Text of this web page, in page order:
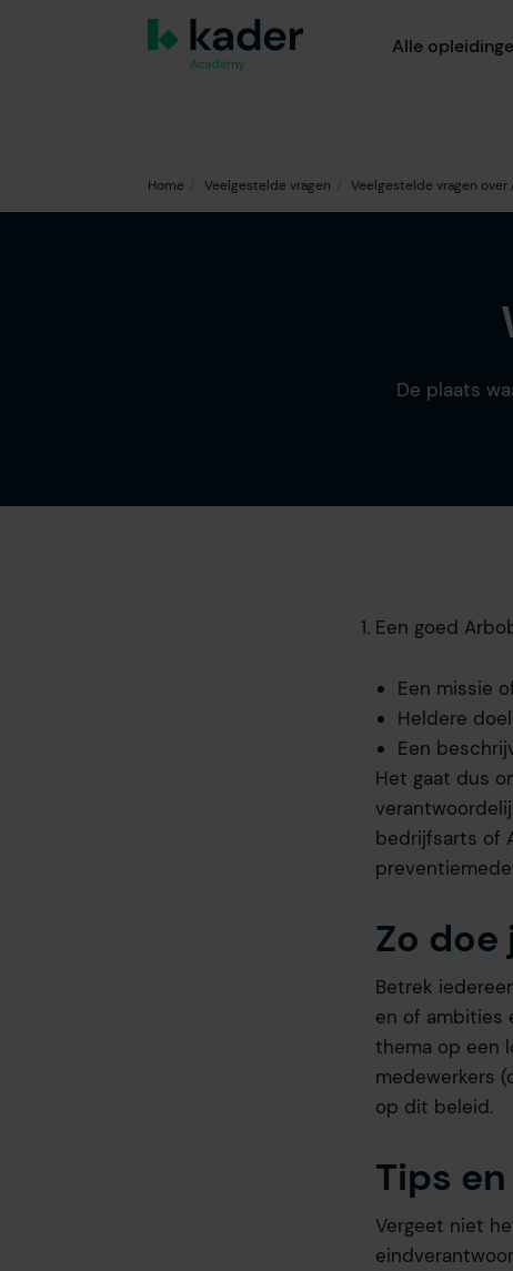
Alle
Home Veelgestelde vragen Veelgestelde vragen over
De plaats
Een goed
Een missie
Heldere
Een
Het gaat dus
bedrijfsarts of
Zo doe
Betrek
en of ambities
thema op een
medewerkers
op dit beleid.
Tips
Vergeet niet